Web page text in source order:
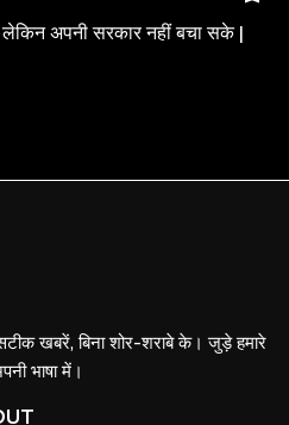
लेकिन अपनी सरकार नहीं बचा सके |
खबरें, बिना शोर-शराबे के। जुड़े हमारे
भाषा में।